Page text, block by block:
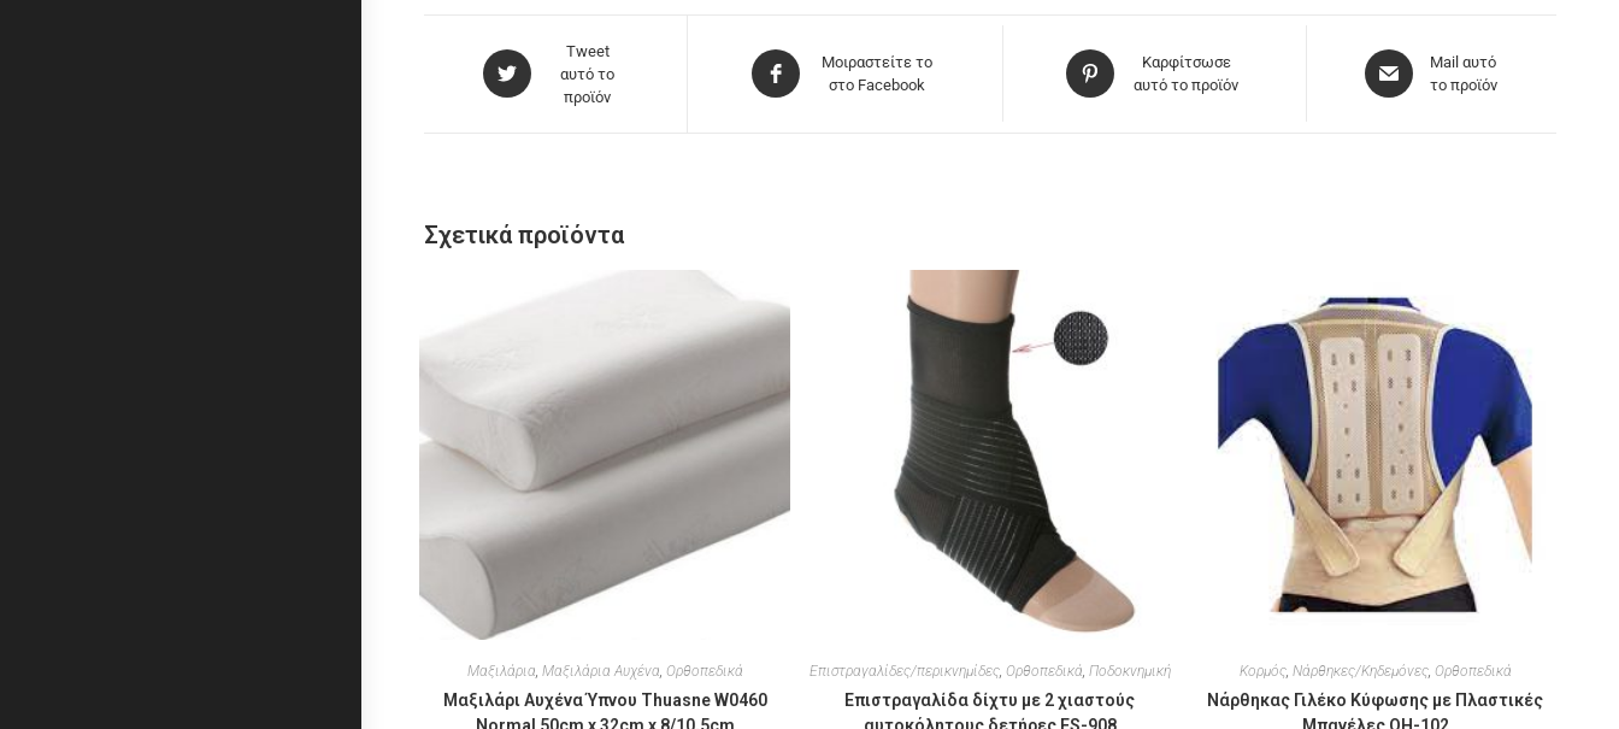
Tweet
αυτό το
προϊόν
Μοιραστείτε το
στο Facebook
Καρφίτσωσε
αυτό το προϊόν
Mail αυτό
το προϊόν
Σχετικά προϊόντα
Μαξιλάρια, Μαξιλάρια Αυχένα, Ορθοπεδικά
Μαξιλάρι Αυχένα Ύπνου Thuasne W0460
Επιστραγαλίδες/περικνημίδες, Ορθοπεδικά, Ποδοκνημική
Επιστραγαλίδα δίχτυ με 2 χιαστούς
Κορμός, Νάρθηκες/Κηδεμόνες, Ορθοπεδικά
Νάρθηκας Γιλέκο Κύφωσης με Πλαστικές